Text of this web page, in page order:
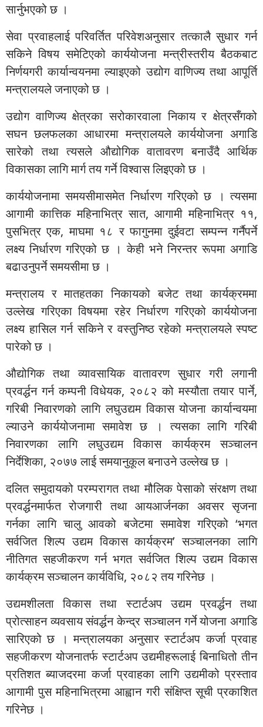
सार्नुभएको छ ।
सेवा प्रवाहलाई परिवर्तित परिवेशअनुसार तत्कालै सुधार गर्न
सकिने विषय समेटिएको कार्ययोजना मन्त्रीस्तरीय बैठकबाट
निर्णयगरी कार्यान्वयनमा ल्याइएको उद्योग वाणिज्य तथा आपूर्ति
मन्त्रालयले जनाएको छ ।
उद्योग वाणिज्य क्षेत्रका सरोकारवाला निकाय र क्षेत्रसँगको
सघन छलफलका आधारमा मन्त्रालयले कार्ययोजना अगाडि
सारेको तथा त्यसले औद्योगिक वातावरण बनाउँदै आर्थिक
विकासका लागि मार्ग तय गर्ने विश्वास लिइएको छ ।
कार्ययोजनामा समयसीमासमेत निर्धारण गरिएको छ । त्यसमा
आगामी कात्तिक महिनाभित्र सात, आगामी महिनाभित्र ११,
पुसभित्र एक, माघमा १८ र फागुनमा दुईवटा सम्पन्न गर्नैपर्ने
लक्ष्य निर्धारण गरिएको छ । केही भने निरन्तर रूपमा अगाडि
बढाउनुपर्ने समयसीमा छ ।
मन्त्रालय र मातहतका निकायको बजेट तथा कार्यक्रममा
उल्लेख गरिएका विषयमा रहेर निर्धारण गरिएको कार्ययोजना
लक्ष्य हासिल गर्न सकिने र वस्तुनिष्ठ रहेको मन्त्रालयले स्पष्ट
पारेको छ ।
औद्योगिक तथा व्यावसायिक वातावरण सुधार गरी लगानी
प्रवर्द्धन गर्न कम्पनी विधेयक, २०८२ को मस्यौता तयार पार्ने,
गरिबी निवारणको लागि लघुउद्यम विकास योजना कार्यान्वयमा
ल्याउने कार्ययोजनामा समावेश छ । त्यसका लागि गरिबी
निवारणका लागि लघुउद्यम विकास कार्यक्रम सञ्चालन
निर्देशिका, २०७७ लाई समयानुकूल बनाउने उल्लेख छ ।
दलित समुदायको परम्परागत तथा मौलिक पेसाको संरक्षण तथा
प्रवर्द्धनमार्फत रोजगारी तथा आयआर्जनका अवसर सृजना
गर्नका लागि चालु आवको बजेटमा समावेश गरिएको ‘भगत
सर्वजित शिल्प उद्यम विकास कार्यक्रम’ सञ्चालनका लागि
नीतिगत सहजीकरण गर्न भगत सर्वजित शिल्प उद्यम विकास
कार्यक्रम सञ्चालन कार्यविधि, २०८२ तय गरिनेछ ।
उद्यमशीलता विकास तथा स्टार्टअप उद्यम प्रवर्द्धन तथा
प्रोत्साहन व्यवसाय संवर्द्धन केन्द्र सञ्चालन गर्ने योजना अगाडि
सारिएको छ । मन्त्रालयका अनुसार स्टार्टअप कर्जा प्रवाह
सहजीकरण योजनातर्फ स्टार्टअप उद्यमीहरूलाई बिनाधितो तीन
प्रतिशत ब्याजदरमा कर्जा प्रवाहका लागि उद्यमीको प्रस्ताव
आगामी पुस महिनाभित्रमा आह्वान गरी संक्षिप्त सूची प्रकाशित
गरिनेछ ।